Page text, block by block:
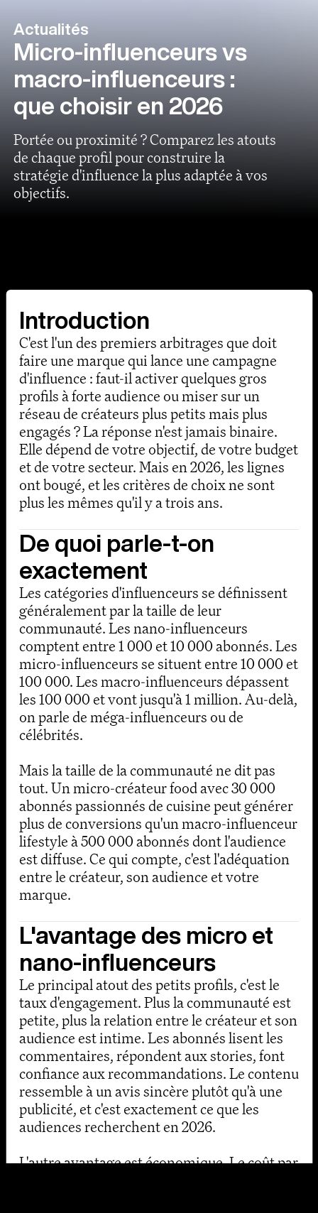
Actualités
Micro-influenceurs vs
macro-influenceurs :
que choisir en 2026
Portée ou proximité ? Comparez les atouts
de chaque profil pour construire la
stratégie d'influence la plus adaptée à vos
objectifs.
Introduction
C'est l'un des premiers arbitrages que doit
faire une marque qui lance une campagne
d'influence : faut-il activer quelques gros
profils à forte audience ou miser sur un
réseau de créateurs plus petits mais plus
engagés ? La réponse n'est jamais binaire.
Elle dépend de votre objectif, de votre budget
et de votre secteur. Mais en 2026, les lignes
ont bougé, et les critères de choix ne sont
plus les mêmes qu'il y a trois ans.
De quoi parle-t-on
exactement
Les catégories d'influenceurs se définissent
généralement par la taille de leur
communauté. Les nano-influenceurs
comptent entre 1 000 et 10 000 abonnés. Les
micro-influenceurs se situent entre 10 000 et
100 000. Les macro-influenceurs dépassent
les 100 000 et vont jusqu'à 1 million. Au-delà,
on parle de méga-influenceurs ou de
célébrités.
Mais la taille de la communauté ne dit pas
tout. Un micro-créateur food avec 30 000
abonnés passionnés de cuisine peut générer
plus de conversions qu'un macro-influenceur
lifestyle à 500 000 abonnés dont l'audience
est diffuse. Ce qui compte, c'est l'adéquation
entre le créateur, son audience et votre
marque.
L'avantage des micro et
nano-influenceurs
Le principal atout des petits profils, c'est le
taux d'engagement. Plus la communauté est
petite, plus la relation entre le créateur et son
audience est intime. Les abonnés lisent les
commentaires, répondent aux stories, font
confiance aux recommandations. Le contenu
ressemble à un avis sincère plutôt qu'à une
publicité, et c'est exactement ce queles
audiences recherchent en 2026.
L'autre avantage est économique. Le coût par